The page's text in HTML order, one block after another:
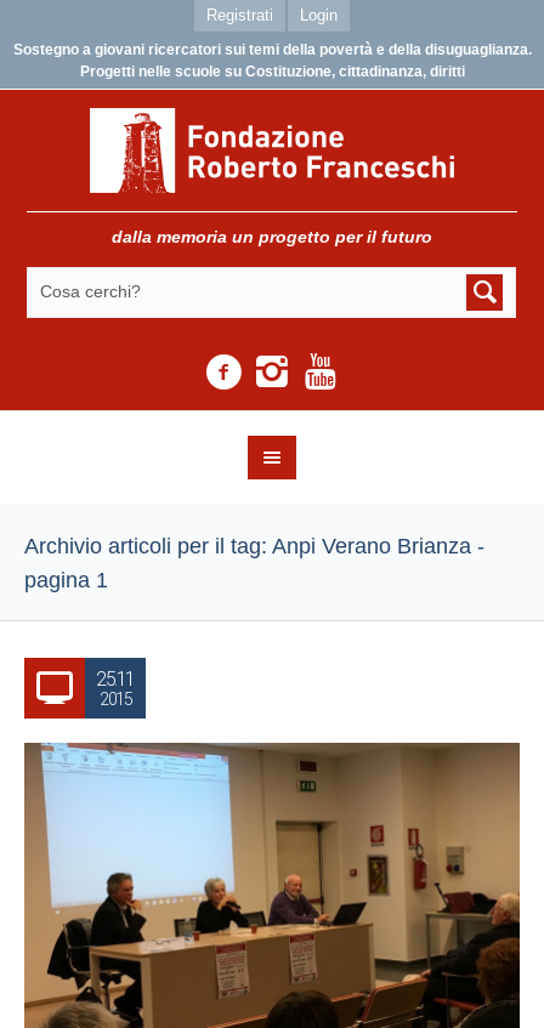
Registrati Login
Sostegno a giovani ricercatori sui temi della povertà e della disuguaglianza.
Progetti nelle scuole su Costituzione, cittadinanza, diritti
dalla memoria un progetto per il futuro
Archivio articoli per il tag: Anpi Verano Brianza -
pagina 1
25.11
2015